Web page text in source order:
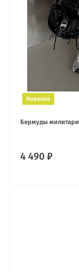
Новинка
Бермуды милитари
4 490 ₽